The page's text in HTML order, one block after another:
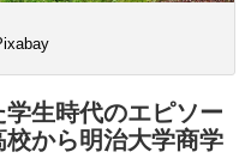
生時代のエピソー
校から明治大学商学